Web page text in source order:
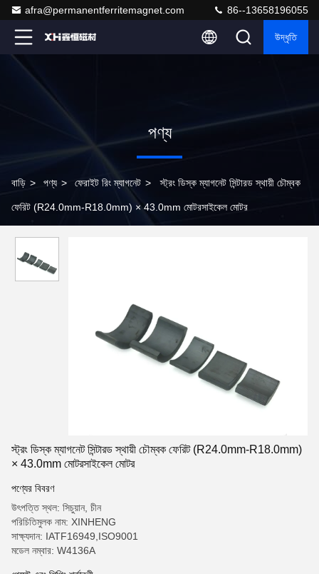
afra@permanentferritemagnet.com 86--13658196055
উদ্ধৃতি
পণ্য
বাড়ি > পণ্য > ফেরাইট রিং ম্যাগনেট > স্ট্রং ডিস্ক ম্যাগনেট সিন্টারড স্থায়ী চৌম্বক
ফেরিট (R24.0mm-R18.0mm) × 43.0mm মোটরসাইকেল মোটর
স্ট্রং ডিস্ক ম্যাগনেট সিন্টারড স্থায়ী চৌম্বক ফেরিট (R24.0mm-R18.0mm)
× 43.0mm মোটরসাইকেল মোটর
পণ্যের বিবরণ
উৎপত্তি স্থল: সিচুয়ান, চীন
পরিচিতিমুলক নাম: XINHENG
সাক্ষ্যদান: IATF16949,ISO9001
মডেল নম্বার: W4136A